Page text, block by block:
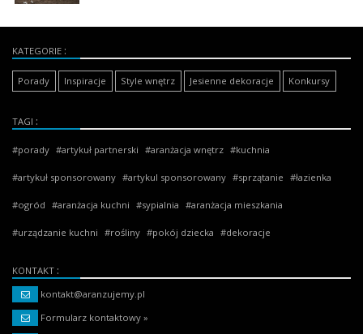
KATEGORIE
Porady Inspiracje Style wnętrz Jesienne dekoracje Konkursy
TAGI
porady artykuł partnerski aranżacja wnętrz kuchnia
artykuł sponsorowany artykul sponsorowany sprzątanie łazienka
ogród aranżacja kuchni sypialnia aranżacja mieszkania
urządzanie kuchni rośliny pokój dziecka dekoracje
KONTAKT
kontakt@aranzujemy.pl
Formularz kontaktowy »